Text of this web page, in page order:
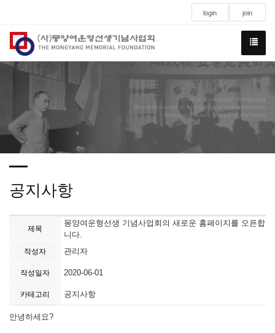
login join
Eternal Youngman Mongyang
Revolutionaries of freedom and independence
National leaders ahead of the times
공지사항
제목
몽양여운형선생 기념사업회의 새로운 홈페이지를 오픈합
니다.
작성자 관리자
작성일자 2020-06-01
카테고리 공지사항
안녕하세요?